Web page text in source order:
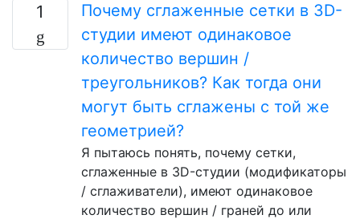
1
Почему сглаженные сетки в 3D-
студии имеют одинаковое
количество вершин /
треугольников? Как тогда они
могут быть сглажены с той же
геометрией?
Я пытаюсь понять, почему сетки,
сглаженные в 3D-студии (модификаторы
/ сглаживатели), имеют одинаковое
количество вершин / граней до или